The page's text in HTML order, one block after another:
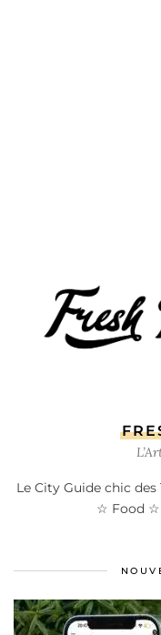
Le City Guide chic
☆ Food